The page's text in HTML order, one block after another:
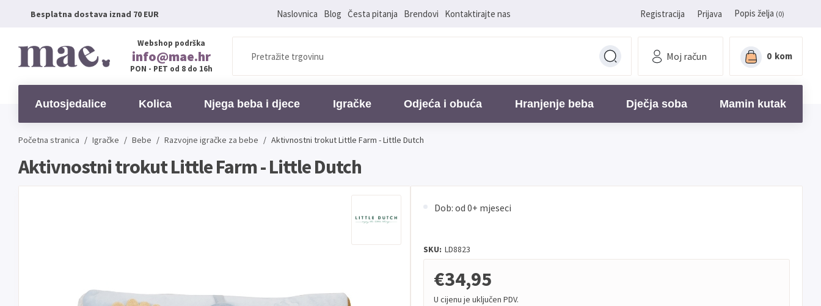
Besplatna dostava iznad 70 EUR Naslovnica Blog Česta pitanja Brendovi Kontaktirajte nas Registracija Prijava Popis želja (0)
Webshop podrška
info@mae.hr
PON - PET od 8 do 16h
Moj račun 0 kom
Autosjedalice Kolica Njega beba i djece Igračke Odjeća i obuća Hranjenje beba Dječja soba Mamin kutak
Početna stranica / Igračke / Bebe / Razvojne igračke za bebe / Aktivnostni trokut Little Farm - Little Dutch
Aktivnostni trokut Little Farm - Little Dutch
Dob: od 0+ mjeseci
SKU: LD8823
€34,95
U cijenu je uključen PDV.